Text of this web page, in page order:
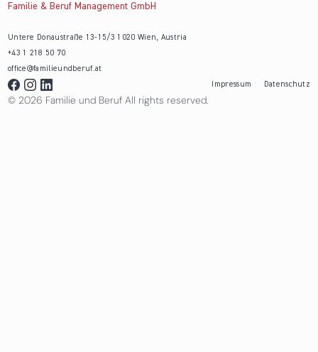
Familie & Beruf Management GmbH
Untere Donaustraße 13-15/3 1020 Wien, Austria
+43 1 218 50 70
office@familieundberuf.at
Impressum
Datenschutz
© 2026 Familie und Beruf All rights reserved.